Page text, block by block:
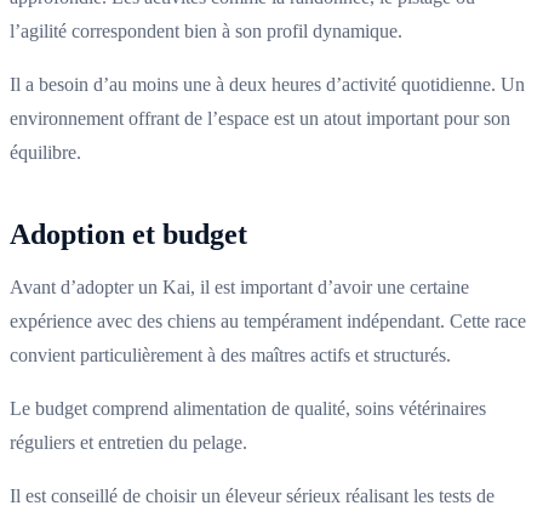
l’agilité correspondent bien à son profil dynamique.
Il a besoin d’au moins une à deux heures d’activité quotidienne. Un
environnement offrant de l’espace est un atout important pour son
équilibre.
Adoption et budget
Avant d’adopter un Kai, il est important d’avoir une certaine
expérience avec des chiens au tempérament indépendant. Cette race
convient particulièrement à des maîtres actifs et structurés.
Le budget comprend alimentation de qualité, soins vétérinaires
réguliers et entretien du pelage.
Il est conseillé de choisir un éleveur sérieux réalisant les tests de